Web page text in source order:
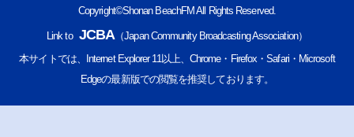
Copyright©Shonan BeachFM All Rights Reserved.
Link to JCBA（Japan Community Broadcasting Association）
本サイトでは、Internet Explorer 11以上、Chrome・Firefox・Safari・Microsoft
Edgeの最新版での閲覧を推奨しております。